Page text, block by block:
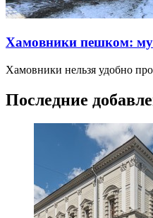
Хамовники пешком:
Хамовники нельзя удобно
Последние